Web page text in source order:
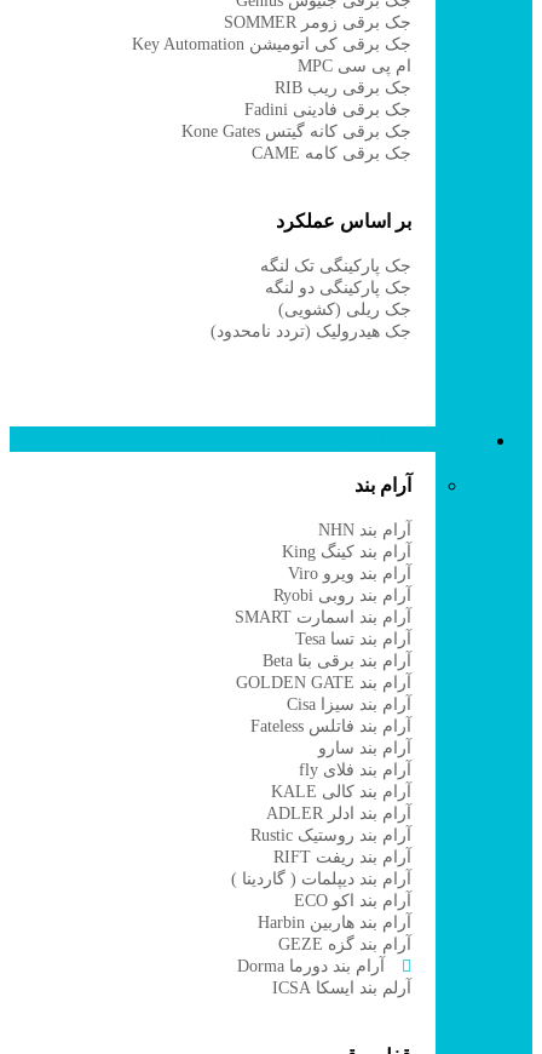
جک برقی زومر SOMMER
جک برقی کی اتومیشن Key Automation
ام پی سی MPC
جک برقی ریب RIB
جک برقی فادینی Fadini
جک برقی کانه گیتس Kone Gates
جک برقی کامه CAME
بر اساس عملکرد
جک پارکینگی تک لنگه
جک پارکینگی دو لنگه
جک ریلی (کشویی)
جک هیدرولیک (تردد نامحدود)
آرام بند
آرام بند NHN
آرام بند کینگ King
آرام بند ویرو Viro
آرام بند روبی Ryobi
آرام بند اسمارت SMART
آرام بند تسا Tesa
آرام بند برقی بتا Beta
آرام بند GOLDEN GATE
آرام بند سیزا Cisa
آرام بند فاتلس Fateless
آرام بند سارو
آرام بند فلای fly
آرام بند کالی KALE
آرام بند ادلر ADLER
آرام بند روستیک Rustic
آرام بند ریفت RIFT
آرام بند دیپلمات ( گاردینا )
آرام بند اکو ECO
آرام بند هاربین Harbin
آرام بند گزه GEZE
آرام بند دورما Dorma
آرلم بند ایسکا ICSA